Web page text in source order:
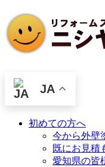
JA
初めての方へ
今から外壁
既にお見積
愛知県の皆